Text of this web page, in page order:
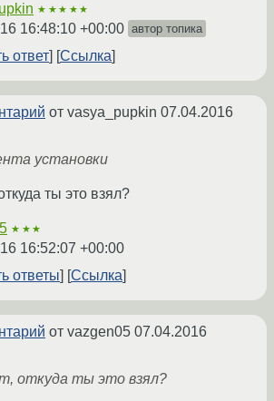
★★★★★
16:48:10 +00:00 автор топика
ответ Ссылка
от vasya_pupkin 07.04.2016
установки
ты это взял?
★★★
16:52:07 +00:00
ответы
Ссылка
от vazgen05 07.04.2016
откуда ты это взял?